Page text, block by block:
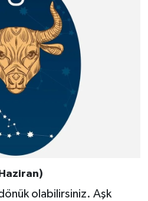
olabilirsiniz. Aşk